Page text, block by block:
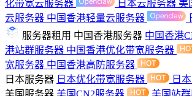
化带宽云服务器
日本云服务器 美
云服务器 中国香港轻量云服务器
服务器租用 中国香港服务器 中国香港
港站群服务器 中国香港优化带宽服务器
宽服务器 中国香港高防服务器
日本服务器 日本优化带宽服务器
日